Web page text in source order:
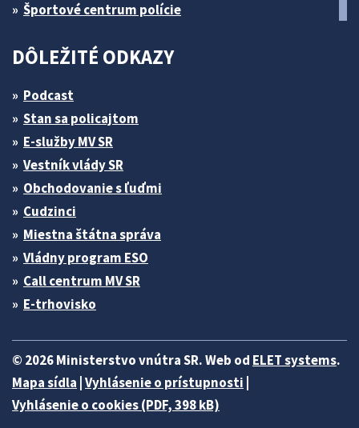
Športové centrum polície
DÔLEŽITÉ ODKAZY
Podcast
Stan sa policajtom
E-služby MV SR
Vestník vlády SR
Obchodovanie s ľuďmi
Cudzinci
Miestna štátna správa
Vládny program ESO
Call centrum MV SR
E-trhovisko
© 2026 Ministerstvo vnútra SR. Web od ELET systems.
Mapa sídla Vyhlásenie o prístupnosti
Vyhlásenie o cookies (PDF, 398 kB)